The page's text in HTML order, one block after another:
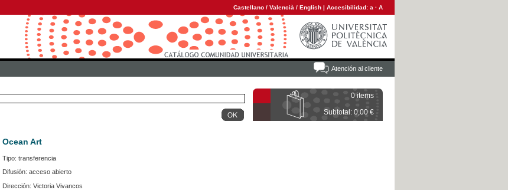
Castellano / Valencià / English | Accesibilidad: a · A
Atención al cliente
0 items
Subtotal: 0,00 €
Ocean Art
Tipo: transferencia
Difusión: acceso abierto
Dirección: Victoria Vivancos